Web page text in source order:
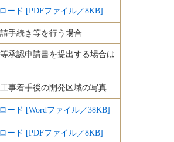
ード [PDFファイル／8KB]
手続き等を行う場合
承認申請書を提出する場合は
事着手後の開発区域の写真
ード [Wordファイル／38KB]
ード [PDFファイル／8KB]